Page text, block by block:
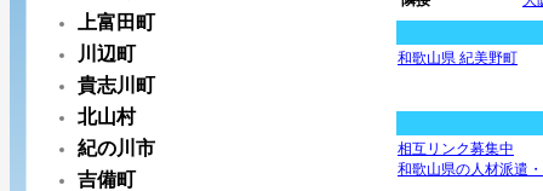
上富田町
川辺町
貴志川町
北山村
紀の川市
吉備町
和歌山県 紀美野町
相互リンク募集中
和歌山県の人材派遣